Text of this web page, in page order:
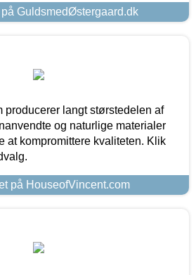
GuldsmedØstergaard.dk
producerer langt størstedelen af
og naturlige materialer
at kompromittere kvaliteten. Klik
på HouseofVincent.com